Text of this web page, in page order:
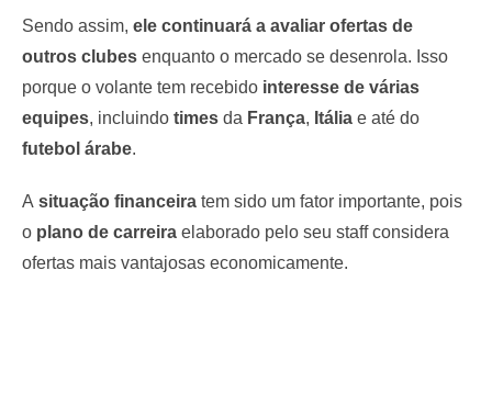
Sendo assim, ele continuará a avaliar ofertas de
outros clubes enquanto o mercado se desenrola. Isso
porque o volante tem recebido interesse de várias
equipes, incluindo times da França, Itália e até do
futebol árabe.
A situação financeira tem sido um fator importante, pois
o plano de carreira elaborado pelo seu staff considera
ofertas mais vantajosas economicamente.